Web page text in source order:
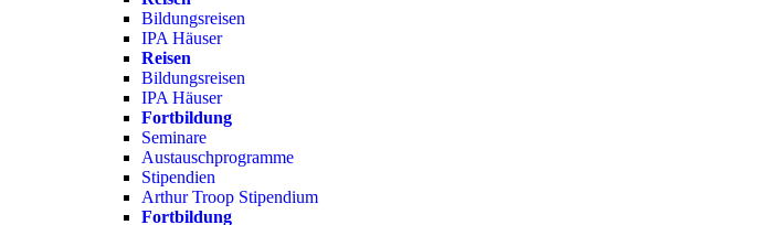
Bildungsreisen
IPA Häuser
Reisen
Bildungsreisen
IPA Häuser
Fortbildung
Seminare
Austauschprogramme
Stipendien
Arthur Troop Stipendium
Fortbildung